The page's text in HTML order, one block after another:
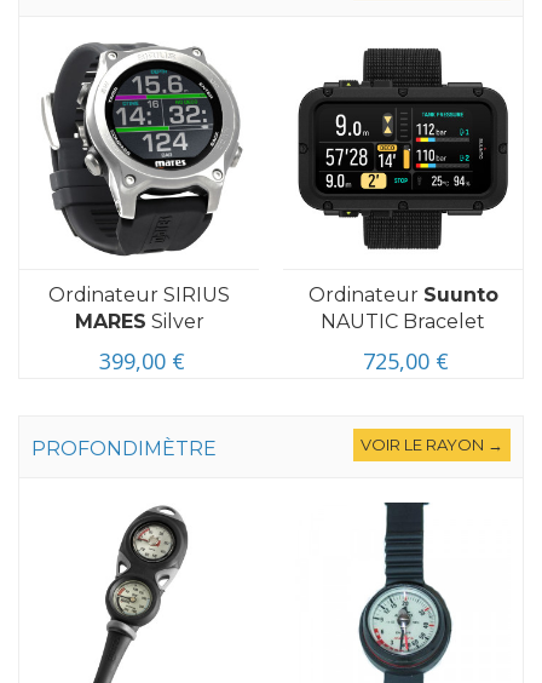
Ordinateur SIRIUS
MARES Silver
399,00 €
Ordinateur Suunto
NAUTIC Bracelet
725,00 €
PROFONDIMÈTRE VOIR LE RAYON →